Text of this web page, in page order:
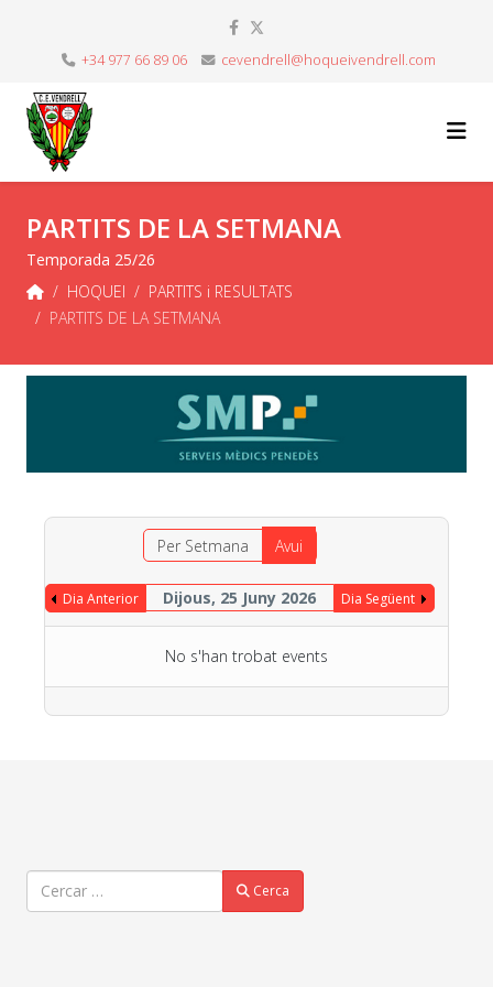
+34 977 66 89 06 cevendrell@hoqueivendrell.com
PARTITS DE LA SETMANA
Temporada 25/26
HOQUEI
PARTITS i RESULTATS
PARTITS DE LA SETMANA
Per Setmana Avui
Dia Anterior Dijous, 25 Juny 2026 Dia Següent
No s'han trobat events
Cercar Cerca